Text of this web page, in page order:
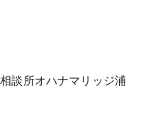
談所オハナマリッジ浦